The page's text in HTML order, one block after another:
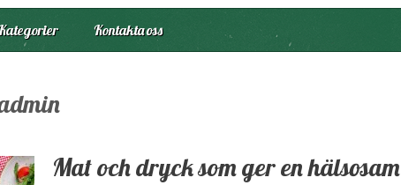
Kontakta oss
Mat och dryck som ger en hälsosam